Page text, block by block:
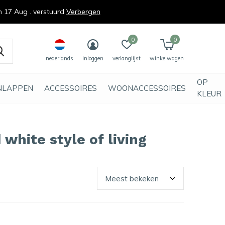
ACCESSOIRES WOONACCESSOIRES
OP
KLEUR
nederlands inloggen verlanglijst
0
winkelwagen
0
white style of living
Aug . verstuurd Verbergen